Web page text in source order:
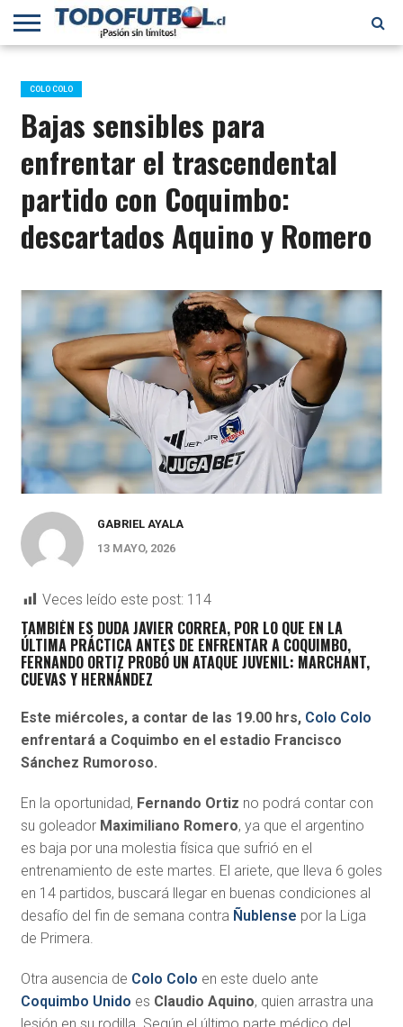
PRIMERA
B
SELECCIÓN
CHILENA
CHILENOS
EN EL
MUNDO
FÚTBOL
INTERNACIONAL
COLO COLO
Bajas sensibles para
enfrentar el trascendental
partido con Coquimbo:
descartados Aquino y Romero
GABRIEL AYALA
13 MAYO, 2026
Veces leído este post: 114
TAMBIÉN ES DUDA JAVIER CORREA, POR LO QUE EN LA
ÚLTIMA PRÁCTICA ANTES DE ENFRENTAR A COQUIMBO,
FERNANDO ORTIZ PROBÓ UN ATAQUE JUVENIL: MARCHANT,
CUEVAS Y HERNÁNDEZ
Este miércoles, a contar de las 19.00 hrs, Colo Colo
enfrentará a Coquimbo en el estadio Francisco
Sánchez Rumoroso.
En la oportunidad, Fernando Ortiz no podrá contar con
su goleadorMaximiliano Romero, ya que el argentino
es baja por una molestia física que sufrió en el
entrenamiento de este martes. El ariete, que lleva 6 goles
en 14 partidos, buscará llegar en buenas condiciones al
desafío del fin de semana contra Ñublense por la Liga
de Primera.
Otra ausencia de Colo Colo en este duelo ante
Coquimbo Unido es Claudio Aquino, quien arrastra una